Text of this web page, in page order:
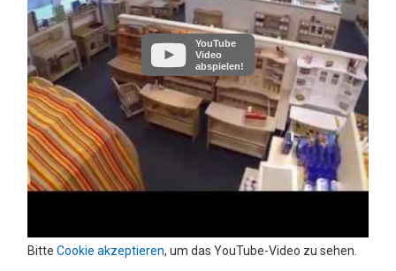
YouTube
Video
abspielen!
Bitte Cookie akzeptieren, um das YouTube-Video zu sehen.